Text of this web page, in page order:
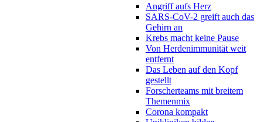
Angriff aufs Herz
SARS-CoV-2 greift auch das
Gehirn an
Krebs macht keine Pause
Von Herdenimmunität weit
entfernt
Das Leben auf den Kopf
gestellt
Forscherteams mit breitem
Themenmix
Corona kompakt